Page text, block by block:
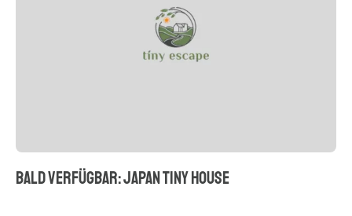
BALD VERFÜGBAR: JAPAN TINY HOUSE